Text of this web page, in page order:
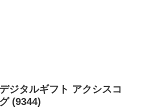
ジタルギフト アクシスコ
(9344)